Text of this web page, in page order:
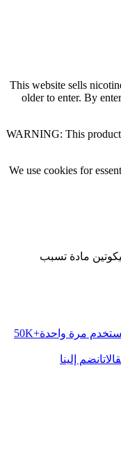
This website sells
older to enter. By
WARNING: This
We use cookies for
مادة تسبب
مرة واحدة50K+
انضم إلينا